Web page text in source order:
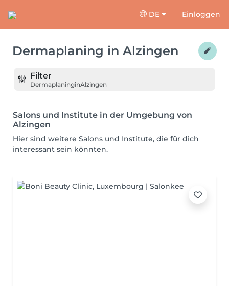
DE Einloggen
Dermaplaning in Alzingen
Filter
DermaplaninginAlzingen
Salons und Institute in der Umgebung von
Alzingen
Hier sind weitere Salons und Institute, die für dich
interessant sein könnten.